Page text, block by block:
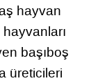
hayvan
başıboş
üreticileri